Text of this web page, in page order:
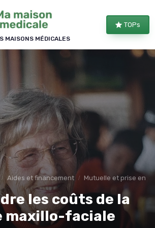
MAISONS MÉDICALES
TOPs
Aides et financement Mutuelle et prise en
les coûts de la
maxillo-faciale
×
REJOIGNEZ LE CLUB
bien chez soi !
du club reçoivent nos comparatifs
les évolutions des aides
conseils d'aménagement, une à
fois par semaine.
Aides & droits
plans Conseils